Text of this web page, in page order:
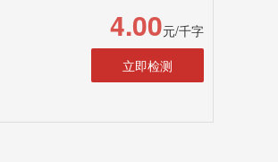
4.00元/千字
立即检测